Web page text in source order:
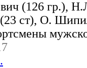
(126 гр.),
ст), О.